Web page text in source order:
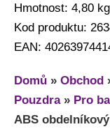
Hmotnost: 4,80 kg
Kod produktu:
EAN:
Domů » Obchod
Pouzdra» Pro
ABS